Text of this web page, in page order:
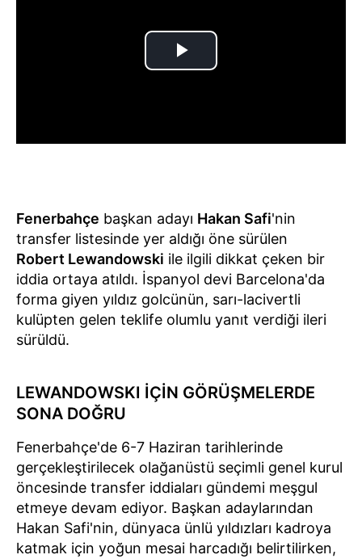
Fenerbahçe başkan adayı Hakan Safi'nin
transfer listesinde yer aldığı öne sürülen
Robert Lewandowski ile ilgili dikkat çeken bir
iddia ortaya atıldı. İspanyol devi Barcelona'da
forma giyen yıldız golcünün, sarı-lacivertli
kulüpten gelen teklife olumlu yanıt verdiği ileri
sürüldü.
LEWANDOWSKI İÇİN GÖRÜŞMELERDE
SONA DOĞRU
Fenerbahçe'de 6-7 Haziran tarihlerinde
gerçekleştirilecek olağanüstü seçimli genel kurul
öncesinde transfer iddiaları gündemi meşgul
etmeye devam ediyor. Başkan adaylarından
Hakan Safi'nin, dünyaca ünlü yıldızları kadroya
katmak için yoğun mesai harcadığı belirtilirken,